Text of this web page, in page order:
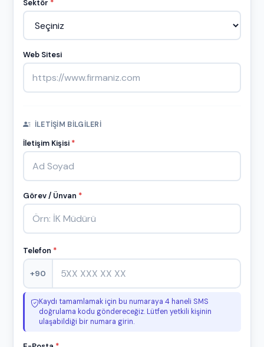
Sektör *
Web Sitesi
İLETIŞIM BILGILERI
İletişim Kişisi *
Görev / Ünvan *
Telefon *
+90
Kaydı tamamlamak için bu numaraya 4 haneli SMS
doğrulama kodu göndereceğiz. Lütfen yetkili kişinin
ulaşabildiği bir numara girin.